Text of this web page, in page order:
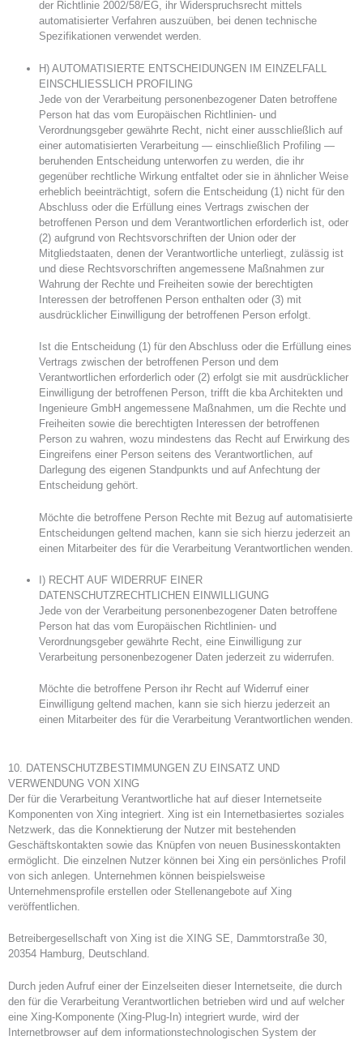
der Richtlinie 2002/58/EG, ihr Widerspruchsrecht mittels
automatisierter Verfahren auszuüben, bei denen technische
Spezifikationen verwendet werden.
H) AUTOMATISIERTE ENTSCHEIDUNGEN IM EINZELFALL
EINSCHLIESSLICH PROFILING
Jede von der Verarbeitung personenbezogener Daten betroffene
Person hat das vom Europäischen Richtlinien- und
Verordnungsgeber gewährte Recht, nicht einer ausschließlich auf
einer automatisierten Verarbeitung — einschließlich Profiling —
beruhenden Entscheidung unterworfen zu werden, die ihr
gegenüber rechtliche Wirkung entfaltet oder sie in ähnlicher Weise
erheblich beeinträchtigt, sofern die Entscheidung (1) nicht für den
Abschluss oder die Erfüllung eines Vertrags zwischen der
betroffenen Person und dem Verantwortlichen erforderlich ist, oder
(2) aufgrund von Rechtsvorschriften der Union oder der
Mitgliedstaaten, denen der Verantwortliche unterliegt, zulässig ist
und diese Rechtsvorschriften angemessene Maßnahmen zur
Wahrung der Rechte und Freiheiten sowie der berechtigten
Interessen der betroffenen Person enthalten oder (3) mit
ausdrücklicher Einwilligung der betroffenen Person erfolgt.
Ist die Entscheidung (1) für den Abschluss oder die Erfüllung eines
Vertrags zwischen der betroffenen Person und dem
Verantwortlichen erforderlich oder (2) erfolgt sie mit ausdrücklicher
Einwilligung der betroffenen Person, trifft die kba Architekten und
Ingenieure GmbH angemessene Maßnahmen, um die Rechte und
Freiheiten sowie die berechtigten Interessen der betroffenen
Person zu wahren, wozu mindestens das Recht auf Erwirkung des
Eingreifens einer Person seitens des Verantwortlichen, auf
Darlegung des eigenen Standpunkts und auf Anfechtung der
Entscheidung gehört.
Möchte die betroffene Person Rechte mit Bezug auf automatisierte
Entscheidungen geltend machen, kann sie sich hierzu jederzeit an
einen Mitarbeiter des für die Verarbeitung Verantwortlichen wenden.
I) RECHT AUF WIDERRUF EINER
DATENSCHUTZRECHTLICHEN EINWILLIGUNG
Jede von der Verarbeitung personenbezogener Daten betroffene
Person hat das vom Europäischen Richtlinien- und
Verordnungsgeber gewährte Recht, eine Einwilligung zur
Verarbeitung personenbezogener Daten jederzeit zu widerrufen.
Möchte die betroffene Person ihr Recht auf Widerruf einer
Einwilligung geltend machen, kann sie sich hierzu jederzeit an
einen Mitarbeiter des für die Verarbeitung Verantwortlichen wenden.
10. DATENSCHUTZBESTIMMUNGEN ZU EINSATZ UND
VERWENDUNG VON XING
Der für die Verarbeitung Verantwortliche hat auf dieser Internetseite
Komponenten von Xing integriert. Xing ist ein Internetbasiertes soziales
Netzwerk, das die Konnektierung der Nutzer mit bestehenden
Geschäftskontakten sowie das Knüpfen von neuen Businesskontakten
ermöglicht. Die einzelnen Nutzer können bei Xing ein persönliches Profil
von sich anlegen. Unternehmen können beispielsweise
Unternehmensprofile erstellen oder Stellenangebote auf Xing
veröffentlichen.
Betreibergesellschaft von Xing ist die XING SE, Dammtorstraße 30,
20354 Hamburg, Deutschland.
Durch jeden Aufruf einer der Einzelseiten dieser Internetseite, die durch
den für die Verarbeitung Verantwortlichen betrieben wird und auf welcher
eine Xing-Komponente (Xing-Plug-In) integriert wurde, wird der
Internetbrowser auf dem informationstechnologischen System der